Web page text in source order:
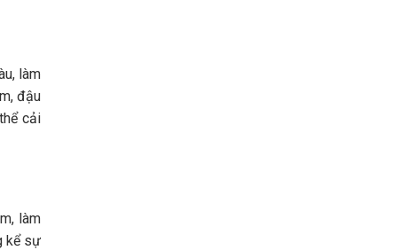
làm
đậu
cải
làm
kể sự